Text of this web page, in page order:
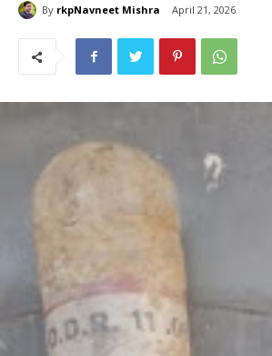
By rkpNavneet Mishra April 21, 2026